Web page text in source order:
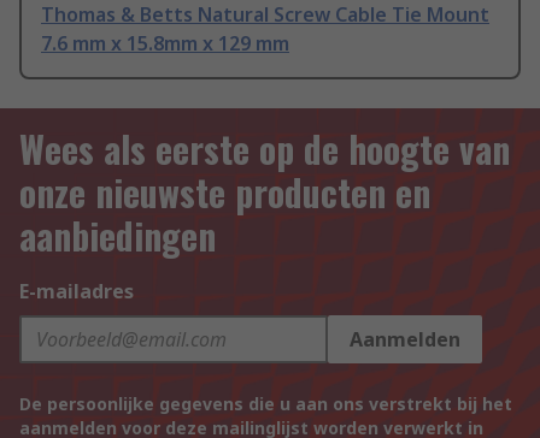
Thomas & Betts Natural Screw Cable Tie Mount
7.6 mm x 15.8mm x 129 mm
Wees als eerste op de hoogte van
onze nieuwste producten en
aanbiedingen
E-mailadres
Aanmelden
De persoonlijke gegevens die u aan ons verstrekt bij het
aanmelden voor deze mailinglijst worden verwerkt in